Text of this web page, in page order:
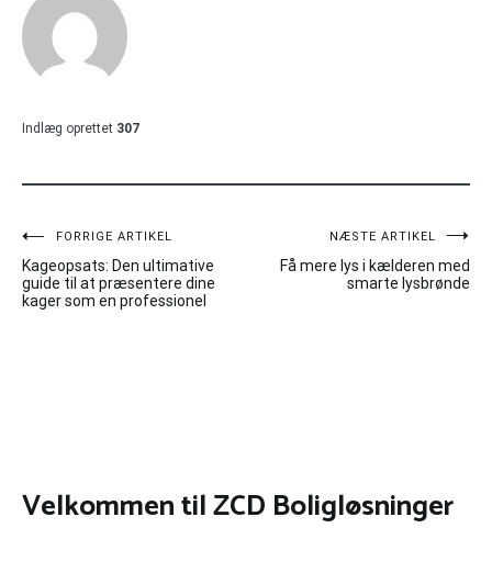
Indlæg oprettet 307
Indlægsnavigation
FORRIGE ARTIKEL
Kageopsats: Den ultimative
guide til at præsentere dine
kager som en professionel
NÆSTE ARTIKEL
Få mere lys i kælderen med
smarte lysbrønde
Velkommen til ZCD Boligløsninger